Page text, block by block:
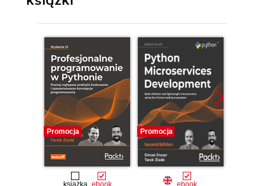
Promocja Promocja